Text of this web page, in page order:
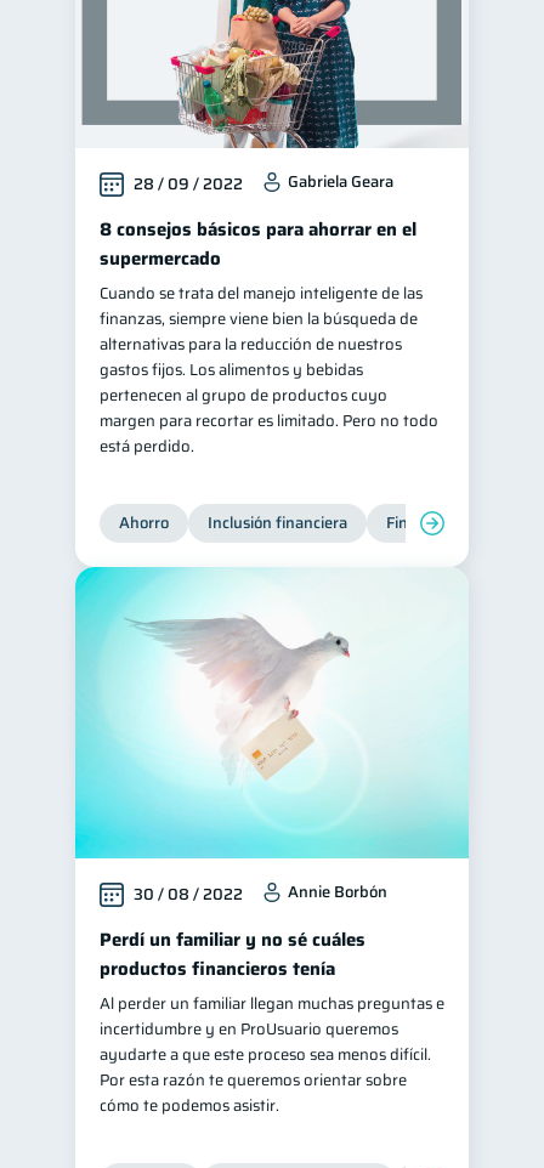
28 / 09 / 2022 Gabriela Geara
8 consejos básicos para ahorrar en el
supermercado
Cuando se trata del manejo inteligente de las
finanzas, siempre viene bien la búsqueda de
alternativas para la reducción de nuestros
gastos fijos. Los alimentos y bebidas
pertenecen al grupo de productos cuyo
margen para recortar es limitado. Pero no todo
está perdido.
Ahorro Inclusión financiera Finanzas para jóvenes
30 / 08 / 2022 Annie Borbón
Perdí un familiar y no sé cuáles
productos financieros tenía
Al perder un familiar llegan muchas preguntas e
incertidumbre y en ProUsuario queremos
ayudarte a que este proceso sea menos difícil.
Por esta razón te queremos orientar sobre
cómo te podemos asistir.